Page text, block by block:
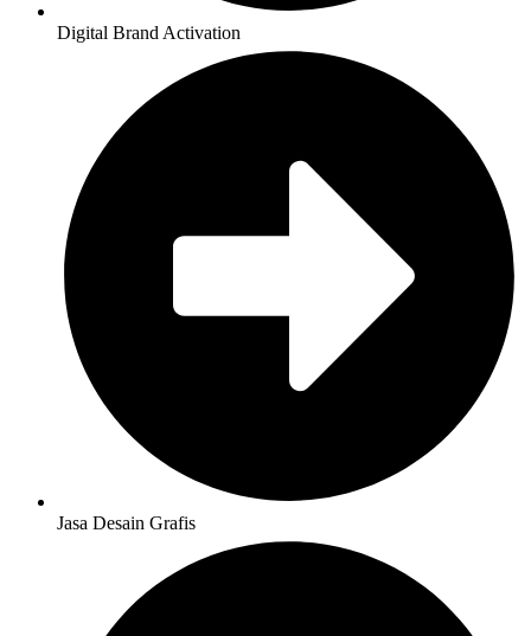
Digital Brand Activation
Jasa Desain Grafis